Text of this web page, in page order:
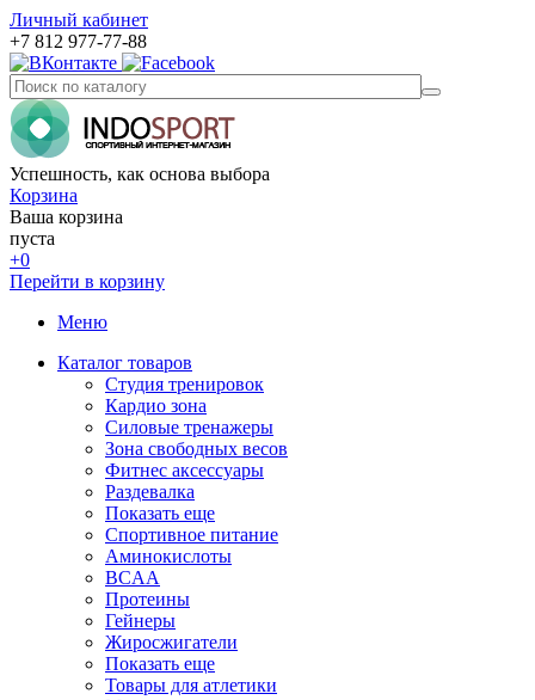
Личный кабинет
+7 812 977-77-88
Успешность, как основа выбора
Корзина
Ваша корзина
пуста
+0
Перейти в корзину
Меню
Каталог товаров
Студия тренировок
Кардио зона
Силовые тренажеры
Зона свободных весов
Фитнес аксессуары
Раздевалка
Показать еще
Спортивное питание
Аминокислоты
BCAA
Протеины
Гейнеры
Жиросжигатели
Показать еще
Товары для атлетики